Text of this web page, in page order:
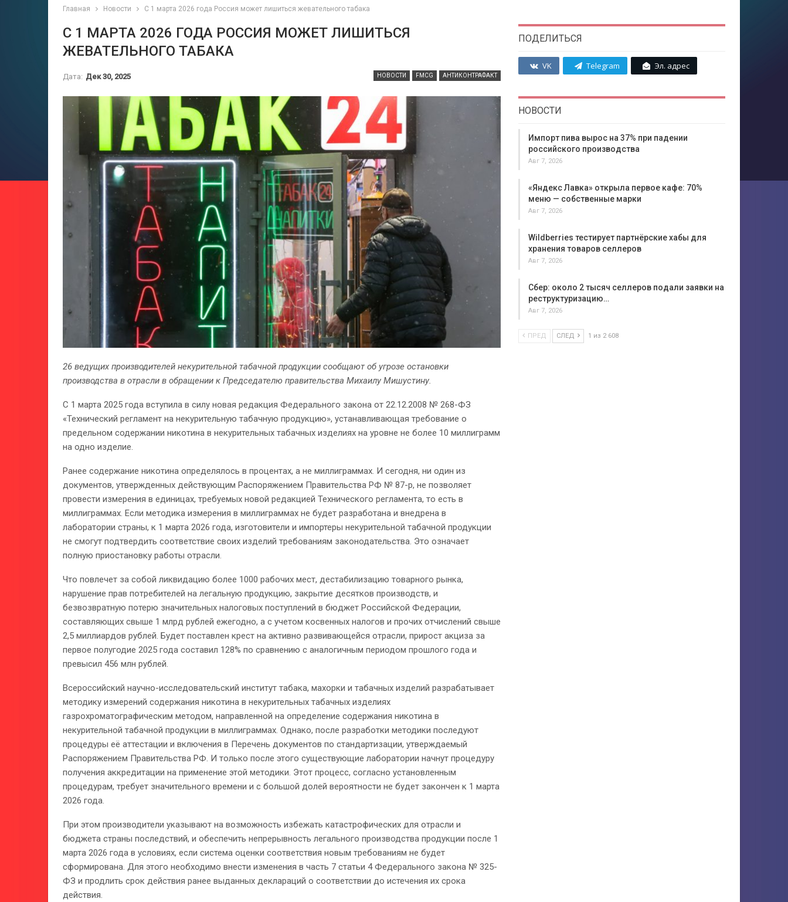
Главная Новости С 1 марта 2026 года Россия может лишиться жевательного табака
С 1 МАРТА 2026 ГОДА РОССИЯ МОЖЕТ ЛИШИТЬСЯ
ЖЕВАТЕЛЬНОГО ТАБАКА
НОВОСТИ FMCG АНТИКОНТРАФАКТ
Дата: Дек 30, 2025
26 ведущих производителей некурительной табачной продукции сообщают об угрозе остановки
производства в отрасли в обращении к Председателю правительства Михаилу Мишустину.
С 1 марта 2025 года вступила в силу новая редакция Федерального закона от 22.12.2008 № 268-ФЗ
«Технический регламент на некурительную табачную продукцию», устанавливающая требование о
предельном содержании никотина в некурительных табачных изделиях на уровне не более 10 миллиграмм
на одно изделие.
Ранее содержание никотина определялось в процентах, а не миллиграммах. И сегодня, ни один из
документов, утвержденных действующим Распоряжением Правительства РФ № 87-р, не позволяет
провести измерения в единицах, требуемых новой редакцией Технического регламента, то есть в
миллиграммах. Если методика измерения в миллиграммах не будет разработана и внедрена в
лаборатории страны, к 1 марта 2026 года, изготовители и импортеры некурительной табачной продукции
не смогут подтвердить соответствие своих изделий требованиям законодательства. Это означает
полную приостановку работы отрасли.
Что повлечет за собой ликвидацию более 1000 рабочих мест, дестабилизацию товарного рынка,
нарушение прав потребителей на легальную продукцию, закрытие десятков производств, и
безвозвратную потерю значительных налоговых поступлений в бюджет Российской Федерации,
составляющих свыше 1 млрд рублей ежегодно, а с учетом косвенных налогов и прочих отчислений свыше
2,5 миллиардов рублей. Будет поставлен крест на активно развивающейся отрасли, прирост акциза за
первое полугодие 2025 года составил 128% по сравнению с аналогичным периодом прошлого года и
превысил 456 млн рублей.
Всероссийский научно-исследовательский институт табака, махорки и табачных изделий разрабатывает
методику измерений содержания никотина в некурительных табачных изделиях
газрохроматографическим методом, направленной на определение содержания никотина в
некурительной табачной продукции в миллиграммах. Однако, после разработки методики последуют
процедуры её аттестации и включения в Перечень документов по стандартизации, утверждаемый
Распоряжением Правительства РФ. И только после этого существующие лаборатории начнут процедуру
получения аккредитации на применение этой методики. Этот процесс, согласно установленным
процедурам, требует значительного времени и с большой долей вероятности не будет закончен к 1 марта
2026 года.
При этом производители указывают на возможность избежать катастрофических для отрасли и
бюджета страны последствий, и обеспечить непрерывность легального производства продукции после 1
марта 2026 года в условиях, если система оценки соответствия новым требованиям не будет
сформирована. Для этого необходимо внести изменения в часть 7 статьи 4 Федерального закона № 325-
ФЗ и продлить срок действия ранее выданных деклараций о соответствии до истечения их срока
действия.
ПОДЕЛИТЬСЯ
VK Telegram Эл. адрес
НОВОСТИ
Импорт пива вырос на 37% при падении
российского производства
Авг 7, 2026
«Яндекс Лавка» открыла первое кафе: 70%
меню — собственные марки
Авг 7, 2026
Wildberries тестирует партнёрские хабы для
хранения товаров селлеров
Авг 7, 2026
Сбер: около 2 тысяч селлеров подали заявки на
реструктуризацию…
Авг 7, 2026
ПРЕД СЛЕД 1 из 2 608